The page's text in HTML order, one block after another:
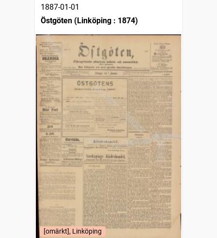
1887-01-01
Östgöten (Linköping : 1874)
[omärkt], Linköping